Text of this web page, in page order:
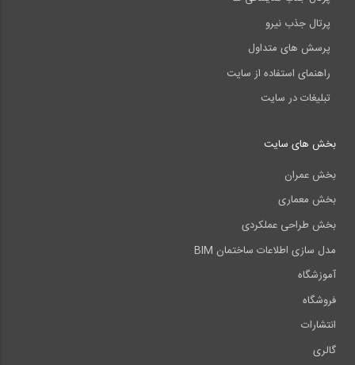
پرتال جذب نیرو
پرسش های متداول
راهنمای استفاده از سایت
تبلیغات در سایت
بخش های سایت
بخش عمران
بخش معماری
بخش طراحی عملکردی
مدل سازی اطلاعات ساختمان BIM
آموزشگاه
فروشگاه
انتشارات
گالری